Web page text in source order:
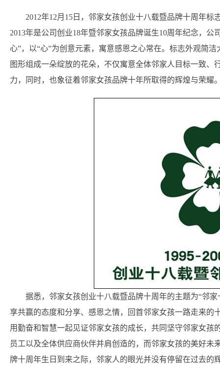
2012年12月15日，邻家女孩创业十八载暨品牌十周年
2013年是公司创业18年暨邻家女孩品牌诞生10周年纪念，
心”，以“心”为创意元素，寓意感恩之心常在。标志外观简
图形组成一朵绽放的花朵，不仅寓意全体邻家人目标一致
力，同时，也象征着邻家女孩品牌十年所取得的辉煌与荣耀
据悉，邻家女孩创业十八载暨品牌十周年的主题为“邻
享共赢的态度和分享、感恩之情，回首邻家女孩一路走来的
用勤奋和智慧一起见证邻家女孩的成长，共同坚守邻家女
员工以及全体供应商伙伴并肩创造的，而邻家女孩的美好
牌十周年生日到来之际，邻家人的眼光并没有停留在过去